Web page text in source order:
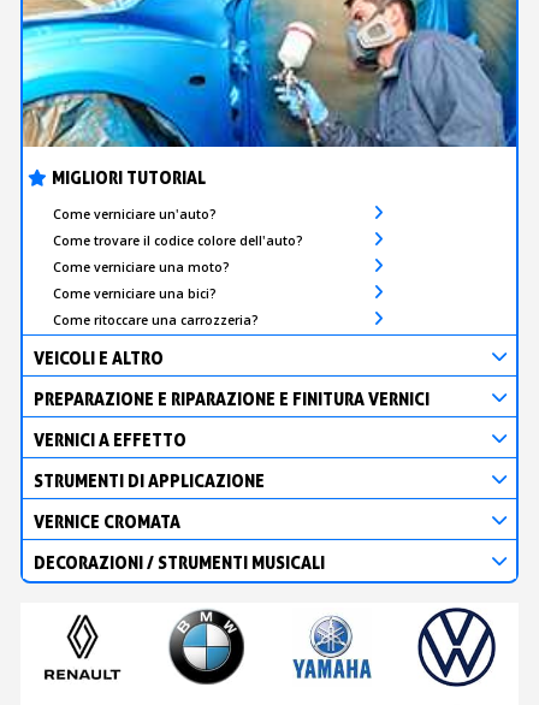
MIGLIORI TUTORIAL
Come verniciare un'auto?
Come trovare il codice colore dell'auto?
Come verniciare una moto?
Come verniciare una bici?
Come ritoccare una carrozzeria?
VEICOLI E ALTRO
PREPARAZIONE E RIPARAZIONE E FINITURA VERNICI
VERNICI A EFFETTO
STRUMENTI DI APPLICAZIONE
VERNICE CROMATA
DECORAZIONI / STRUMENTI MUSICALI